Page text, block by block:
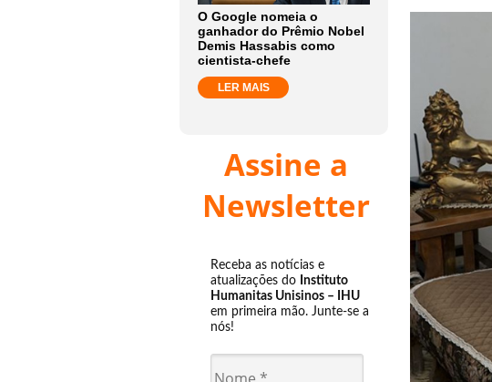
O Google nomeia o
ganhador do Prêmio Nobel
Demis Hassabis como
cientista-chefe
LER MAIS
Assine a
Newsletter
Receba as notícias e
atualizações do Instituto
Humanitas Unisinos – IHU
em primeira mão. Junte-se a
nós!